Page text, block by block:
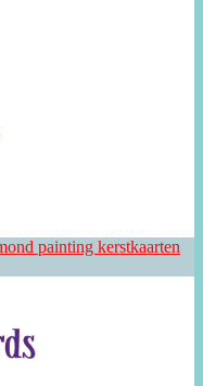
painting kerstkaarten